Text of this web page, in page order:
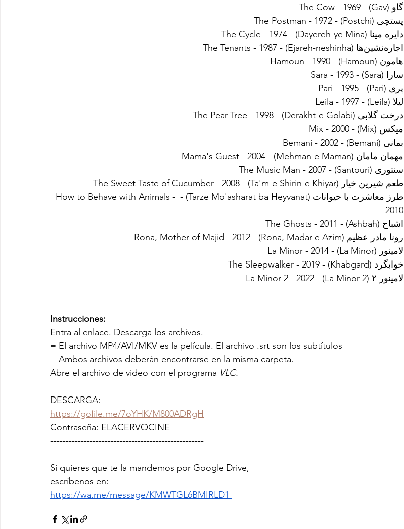
گاو (Gav) - The Cow - 1969
پستچی (Postchi) - The Postman - 1972
دایره مینا (Dayereh-ye Mina) - The Cycle - 1974
اجاره‌نشین‌ها (Ejareh-neshinha) - The Tenants - 1987
هامون (Hamoun) - Hamoun - 1990
سارا (Sara) - Sara - 1993
پری (Pari) - Pari - 1995
لیلا (Leila) - Leila - 1997
درخت گلابی (Derakht-e Golabi) - The Pear Tree - 1998
میکس (Mix) - Mix - 2000
بمانی (Bemani) - Bemani - 2002
مهمان مامان (Mehman-e Maman) - Mama's Guest - 2004
سنتوری (Santouri) - The Music Man - 2007
طعم شیرین خیار (Ta'm-e Shirin-e Khiyar) - The Sweet Taste of Cucumber - 2008
طرز معاشرت با حیوانات (Tarze Mo'asharat ba Heyvanat) - How to Behave with Animals -
2010
اشباح (Ashbah) - The Ghosts - 2011
رونا مادر عظیم (Rona, Madar-e Azim) - Rona, Mother of Majid - 2012
لامینور (La Minor) - La Minor - 2014
خوابگرد (Khabgard) - The Sleepwalker - 2019
لامینور ۲ (La Minor 2) - La Minor 2 - 2022
---------------------------------------------------
Instrucciones:
Entra al enlace. Descarga los archivos.
= El archivo MP4/AVI/MKV es la película. El archivo .srt son los subtítulos
= Ambos archivos deberán encontrarse en la misma carpeta.
Abre el archivo de video con el programa VLC.
---------------------------------------------------
DESCARGA:
https://gofile.me/7oYHK/M800ADRgH
Contraseña: ELACERVOCINE
---------------------------------------------------
---------------------------------------------------
Si quieres que te la mandemos por Google Drive,
escríbenos en:
https://wa.me/message/KMWTGL6BMIRLD1